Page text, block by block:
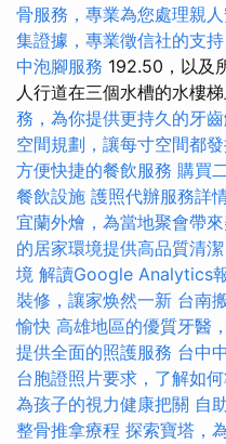
骨服務，專業為您處理親
集證據，專業徵信社的支持
中泡腳服務 192.50，以及
人行道在三個水槽的水樓
務，為你提供更持久的牙
空間規劃，讓每寸空間都
方便快捷的餐飲服務 購買
餐飲設施 護照代辦服務詳
宜蘭外燴，為當地聚會帶
的居家環境提供高品質清潔
境 解讀Google Analytics
裝修，讓家焕然一新 台南
愉快 高雄地區的優質牙醫
提供全面的照護服務 台中
台胞證照片要求，了解如
為孩子的視力健康把關 自
整骨推拿療程 探索寶塔，